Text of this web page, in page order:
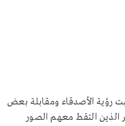
رؤية الأصدقاء ومقابلة بعض
الذين التقط معهم الصور